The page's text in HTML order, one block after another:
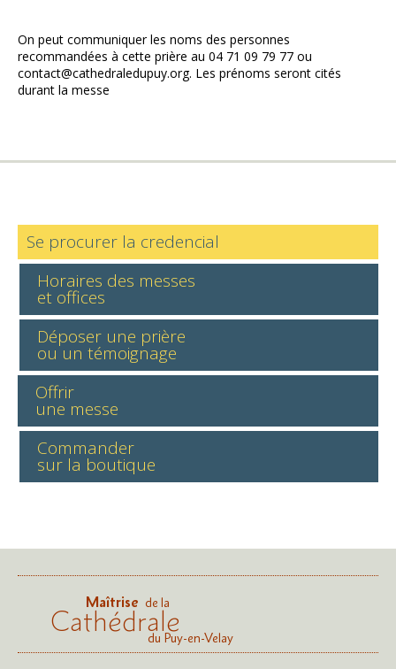
On peut communiquer les noms des personnes
recommandées à cette prière au 04 71 09 79 77 ou
contact@cathedraledupuy.org. Les prénoms seront cités
durant la messe
Se procurer la credencial
Horaires des messes
et offices
Déposer une prière
ou un témoignage
Offrir
une messe
Commander
sur la boutique
Maîtrise de la
Cathédraledu Puy-en-Velay